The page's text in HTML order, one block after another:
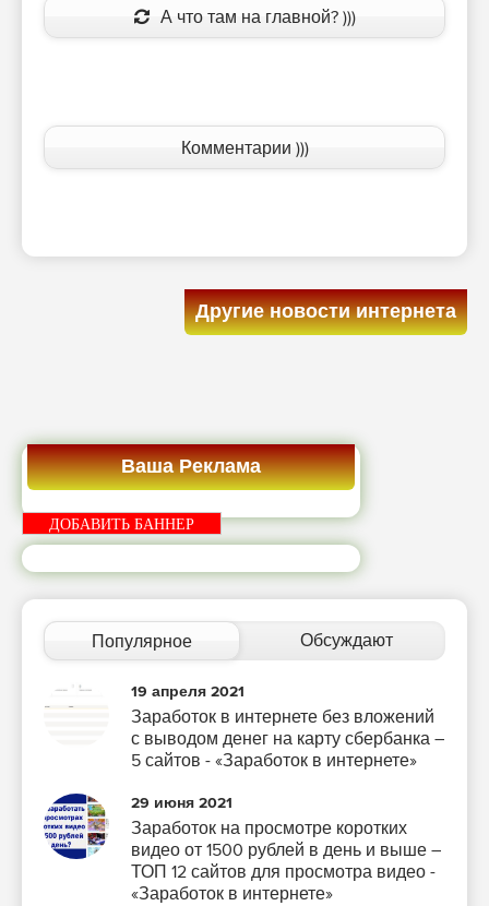
А что там на главной? )))
Комментарии )))
Другие новости интернета
Ваша Реклама
ДОБАВИТЬ БАННЕР
Популярное Обсуждают
19 апреля 2021
Заработок в интернете без вложений
с выводом денег на карту сбербанка –
5 сайтов - «Заработок в интернете»
29 июня 2021
Заработок на просмотре коротких
видео от 1500 рублей в день и выше –
ТОП 12 сайтов для просмотра видео -
«Заработок в интернете»